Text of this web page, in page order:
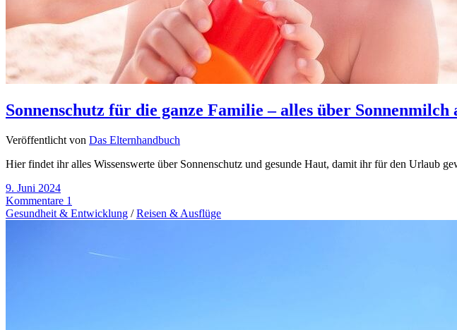
Sonnenschutz für die ganze Familie – alles über
Veröffentlicht von Das Elternhandbuch
Hier findet ihr alles Wissenswerte über Sonnenschutz und gesunde Haut, damit ihr für den Urlaub
9. Juni 2024
Kommentare 1
Gesundheit & Entwicklung /Reisen & Ausflüge